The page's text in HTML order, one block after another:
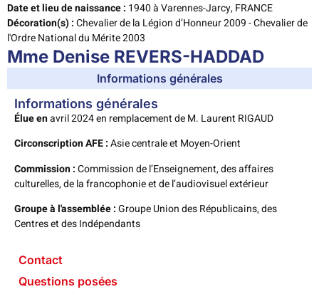
Date et lieu de naissance : 1940 à Varennes-Jarcy, FRANCE
Décoration(s) :Chevalier de la Légion d’Honneur 2009 - Chevalier de
l'Ordre National du Mérite 2003
Mme Denise REVERS-HADDAD
Informations générales
Contact
Questions posées
Informations générales
Élue enavril 2024 en remplacement de M. Laurent RIGAUD
Circonscription AFE :Asie centrale et Moyen-Orient
Commission :Commission de l’Enseignement, des affaires
culturelles, de la francophonie et de l’audiovisuel extérieur
Groupe à l'assemblée :Groupe Union des Républicains, des
Centres et des Indépendants